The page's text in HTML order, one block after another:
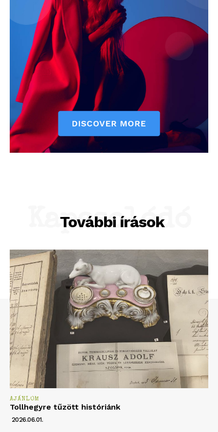
További írások
Kapcsolódó
AJÁNLOM
Tollhegyre tűzött históriánk
2026.06.01.